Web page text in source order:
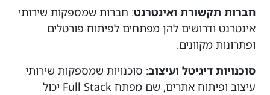
חברות תקשורת ואינטרנט: חברות שמספקות שירותי
אינטרנט ודרושים להן מפתחים לפיתוח פורטלים
ופתרונות מקוונים.
סוכנויות דיגיטל ועיצוב: סוכנויות שמספקות שירותי
עיצוב ופיתוח אתרים, שם מפתח Full Stack יכול